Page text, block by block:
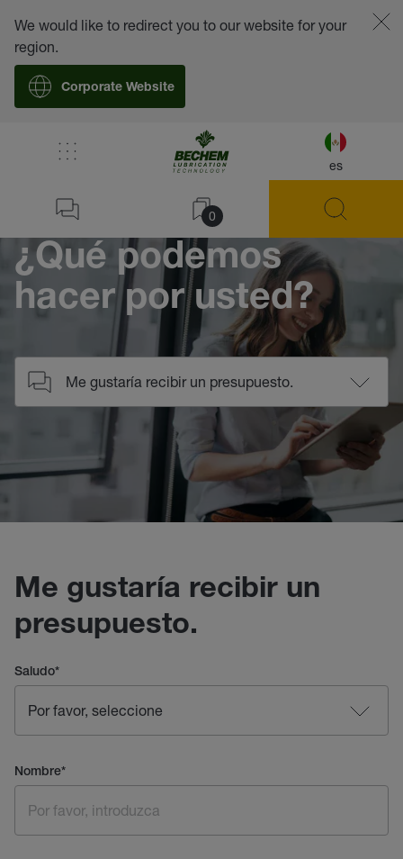
es
0
We would like to redirect you to our website for your
region.
Corporate Website
Contacto
¿Qué podemos
hacer por usted?
Me gustaría recibir un
presupuesto.
Saludo*
Nombre*